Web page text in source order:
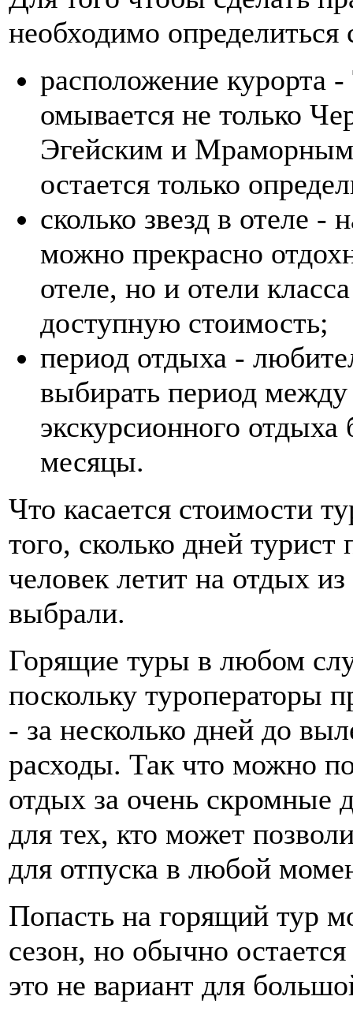
необходимо
расположение курорта
омывается не только
Эгейским и
остается только
сколько звезд в отеле -
можно прекрасно
отеле, но и отели
доступную стоимость;
период отдыха -
выбирать период
экскурсионного
месяцы.
Что касается стоимости
того, сколько дней турист
человек летит на отдых
выбрали.
Горящие туры в любом
поскольку туроператоры
- за несколько дней до
расходы. Так что можно
отдых за очень скромные
для тех, кто может
для отпуска в любой
Попасть на горящий тур
сезон, но обычно
это не вариант для